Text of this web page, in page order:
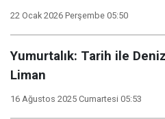
22 Ocak 2026 Perşembe 05:50
Yumurtalık: Tarih ile
Liman
16 Ağustos 2025 Cumartesi 05:53